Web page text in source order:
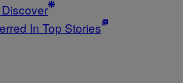
In Top Stories